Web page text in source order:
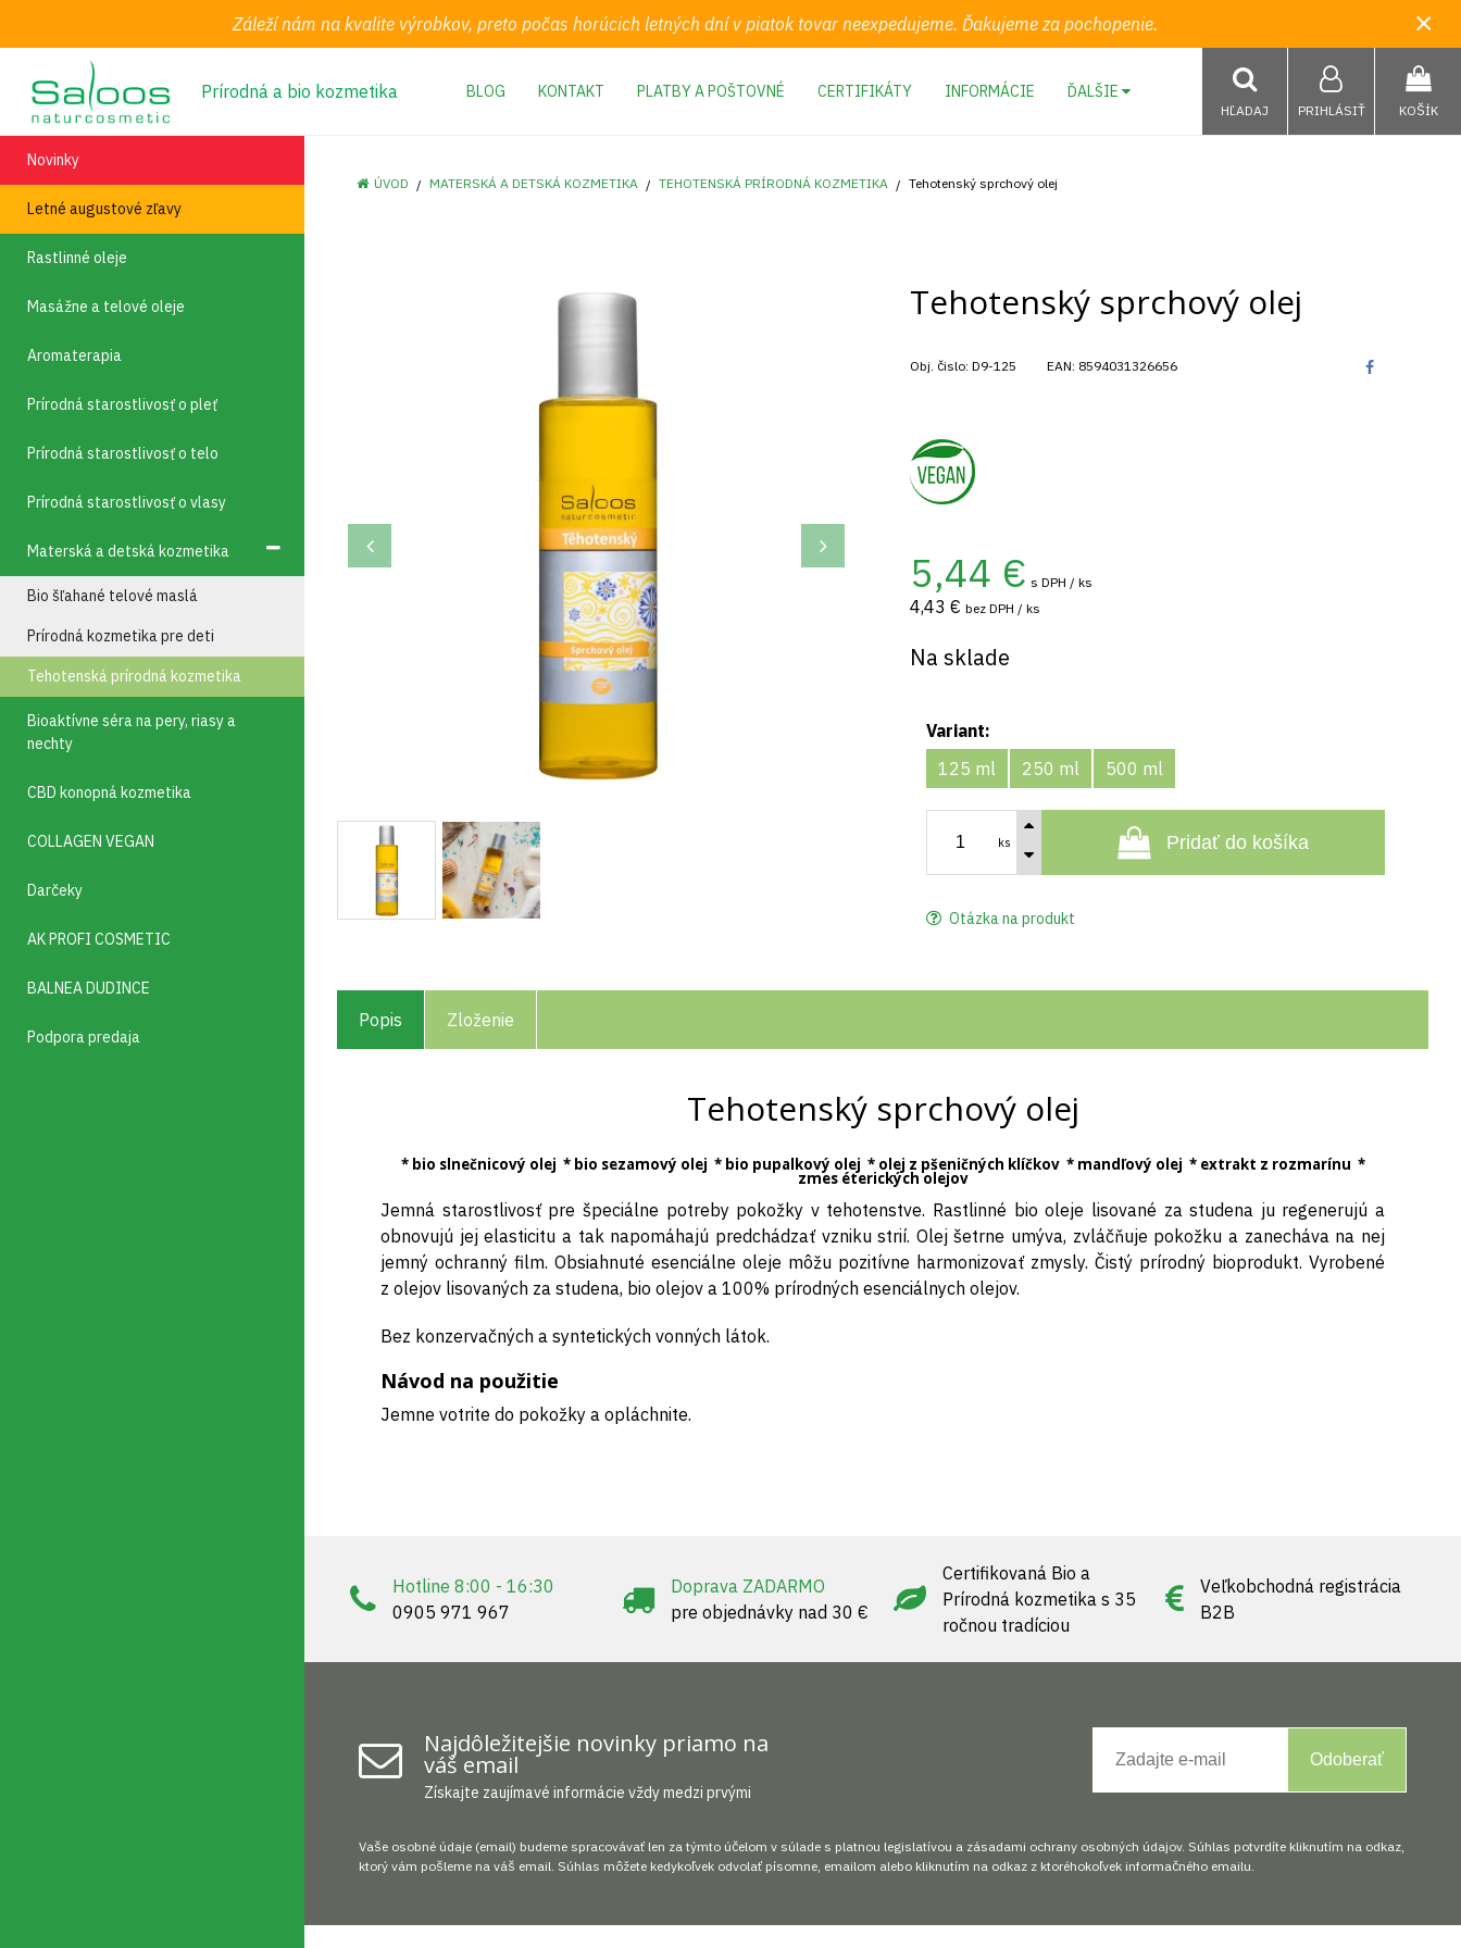
Záleží nám na kvalite výrobkov, preto počas horúcich letných dní v piatok tovar neexpedujeme. Ďakujeme za pochopenie. ×
Prírodná a bio kozmetika BLOG KONTAKT PLATBY A POŠTOVNÉ CERTIFIKÁTY INFORMÁCIE ĎALŠIE
KOŠÍK
PRIHLÁSIŤ
HĽADAJ
Novinky
Letné augustové zľavy
Rastlinné oleje
Masážne a telové oleje
Aromaterapia
Prírodná starostlivosť o pleť
Prírodná starostlivosť o telo
Prírodná starostlivosť o vlasy
Materská a detská kozmetika
Bio šľahané telové maslá
Prírodná kozmetika pre deti
Tehotenská prírodná kozmetika
Bioaktívne séra na pery, riasy a
nechty
CBD konopná kozmetika
COLLAGEN VEGAN
Darčeky
AK PROFI COSMETIC
BALNEA DUDINCE
Podpora predaja
ÚVOD MATERSKÁ A DETSKÁ KOZMETIKA TEHOTENSKÁ PRÍRODNÁ KOZMETIKA Tehotenský sprchový olej
Tehotenský sprchový olej
Obj. čislo: D9-125 EAN: 8594031326656
5,44 € s DPH / ks
4,43 € bez DPH / ks
Na sklade
Variant:
125 ml
250 ml 500 ml
ks Pridať do košíka
Otázka na produkt
Popis Zloženie
Tehotenský sprchový olej
* bio slnečnicový olej * bio sezamový olej * bio pupalkový olej * olej z pšeničných klíčkov * mandľový olej * extrakt z rozmarínu *
zmes éterických olejov
Jemná starostlivosť pre špeciálne potreby pokožky v tehotenstve. Rastlinné bio oleje lisované za studena ju regenerujú a
obnovujú jej elasticitu a tak napomáhajú predchádzať vzniku strií. Olej šetrne umýva, zvláčňuje pokožku a zanecháva na nej
jemný ochranný film. Obsiahnuté esenciálne oleje môžu pozitívne harmonizovať zmysly. Čistý prírodný bioprodukt. Vyrobené
z olejov lisovaných za studena, bio olejov a 100% prírodných esenciálnych olejov.
Bez konzervačných a syntetických vonných látok.
Návod na použitie
Jemne votrite do pokožky a opláchnite.
Hotline 8:00 - 16:30
0905 971 967
Doprava ZADARMO
pre objednávky nad 30 €
Certifikovaná Bio a
Prírodná kozmetika s 35
ročnou tradíciou
Veľkobchodná registrácia
B2B
Najdôležitejšie novinky priamo na
váš email
Získajte zaujímavé informácie vždy medzi prvými
Odoberať
Vaše osobné údaje (email) budeme spracovávať len za týmto účelom v súlade s platnou legislatívou a zásadami ochrany osobných údajov. Súhlas potvrdíte kliknutím na odkaz,
ktorý vám pošleme na váš email. Súhlas môžete kedykoľvek odvolať písomne, emailom alebo kliknutím na odkaz z ktoréhokoľvek informačného emailu.